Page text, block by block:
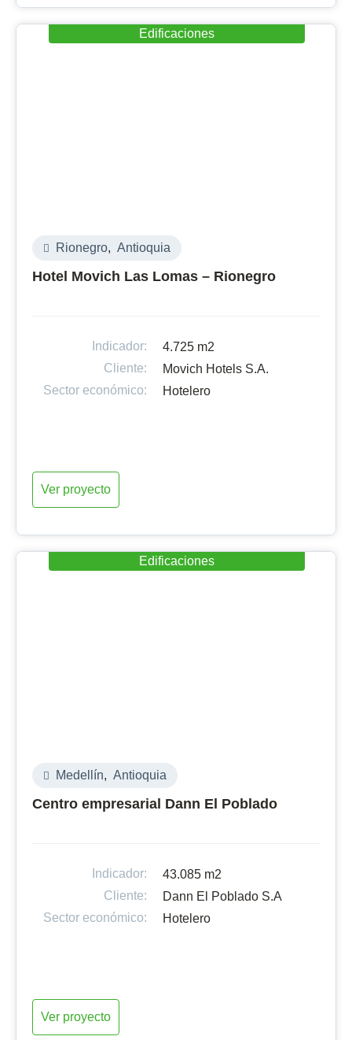
Edificaciones
Rionegro, Antioquia
Hotel Movich Las Lomas – Rionegro
Indicador:
4.725 m2
Cliente:
Movich Hotels S.A.
Sector económico:
Hotelero
Ver proyecto
Edificaciones
Medellín, Antioquia
Centro empresarial Dann El Poblado
Indicador:
43.085 m2
Cliente:
Dann El Poblado S.A
Sector económico:
Hotelero
Ver proyecto